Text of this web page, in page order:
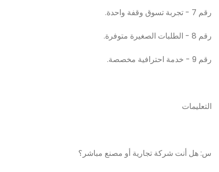
رقم 7 - تجربة تسوق وقفة واحدة.
رقم 8 - الطلبات الصغيرة متوفرة.
رقم 9 - خدمة احترافية مخصصة.
التعليمات
س: هل أنت شركة تجارية أو مصنع مباشر؟